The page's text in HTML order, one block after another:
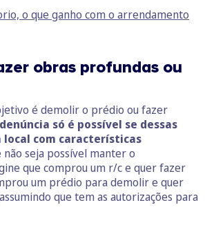
o que ganho com o arrendamento
obras profundas ou
é demolir o prédio ou fazer
só é possível se dessas
com características
não seja possível manter o
que comprou um r/c e quer fazer
um prédio para demolir e quer
que tem as autorizações para